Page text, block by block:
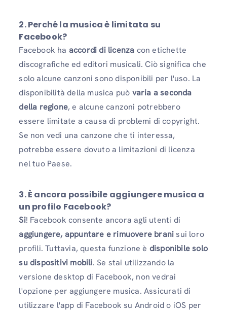
2. Perché la musica è limitata su
Facebook?
Facebook ha accordi di licenza con etichette
discografiche ed editori musicali. Ciò significa che
solo alcune canzoni sono disponibili per l'uso. La
disponibilità della musica può varia a seconda
della regione, e alcune canzoni potrebbero
essere limitate a causa di problemi di copyright.
Se non vedi una canzone che ti interessa,
potrebbe essere dovuto a limitazioni di licenza
nel tuo Paese.
3. È ancora possibile aggiungere musica a
un profilo Facebook?
Si! Facebook consente ancora agli utenti di
aggiungere, appuntare e rimuovere branisui loro
profili. Tuttavia, questa funzione è disponibile solo
su dispositivi mobili. Se stai utilizzando la
versione desktop di Facebook, non vedrai
l'opzione per aggiungere musica. Assicurati di
utilizzare l'app di Facebook su Android o iOS per